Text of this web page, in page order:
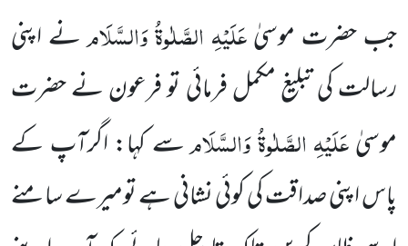
جب حضرت موسیٰعَلَیْہِ الصَّلٰوۃُ وَالسَّلَامنے اپنی
رسالت کی تبلیغ مکمل فرمائی تو فرعون نےحضرت
موسیٰعَلَیْہِ الصَّلٰوۃُ وَالسَّلَامسے کہا: اگرآپ کے
پاس اپنی صداقت کی کوئی نشانی ہے تومیرے سامنے